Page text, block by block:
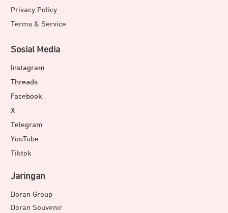
Privacy Policy
Terms & Service
Sosial Media
Instagram
Threads
Facebook
X
Telegram
YouTube
Tiktok
Jaringan
Doran Group
Doran Souvenir